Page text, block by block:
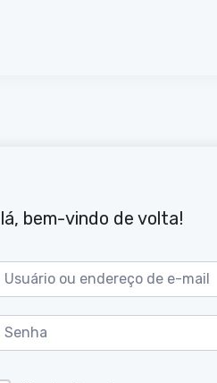
bem-vindo de volta!